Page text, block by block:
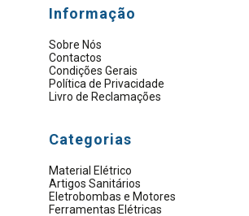
Informação
Sobre Nós
Contactos
Condições Gerais
Política de Privacidade
Livro de Reclamações
Categorias
Material Elétrico
Artigos Sanitários
Eletrobombas e Motores
Ferramentas Elétricas